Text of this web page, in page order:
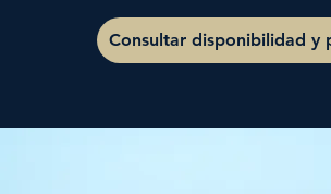
Consultar disponibilidad y